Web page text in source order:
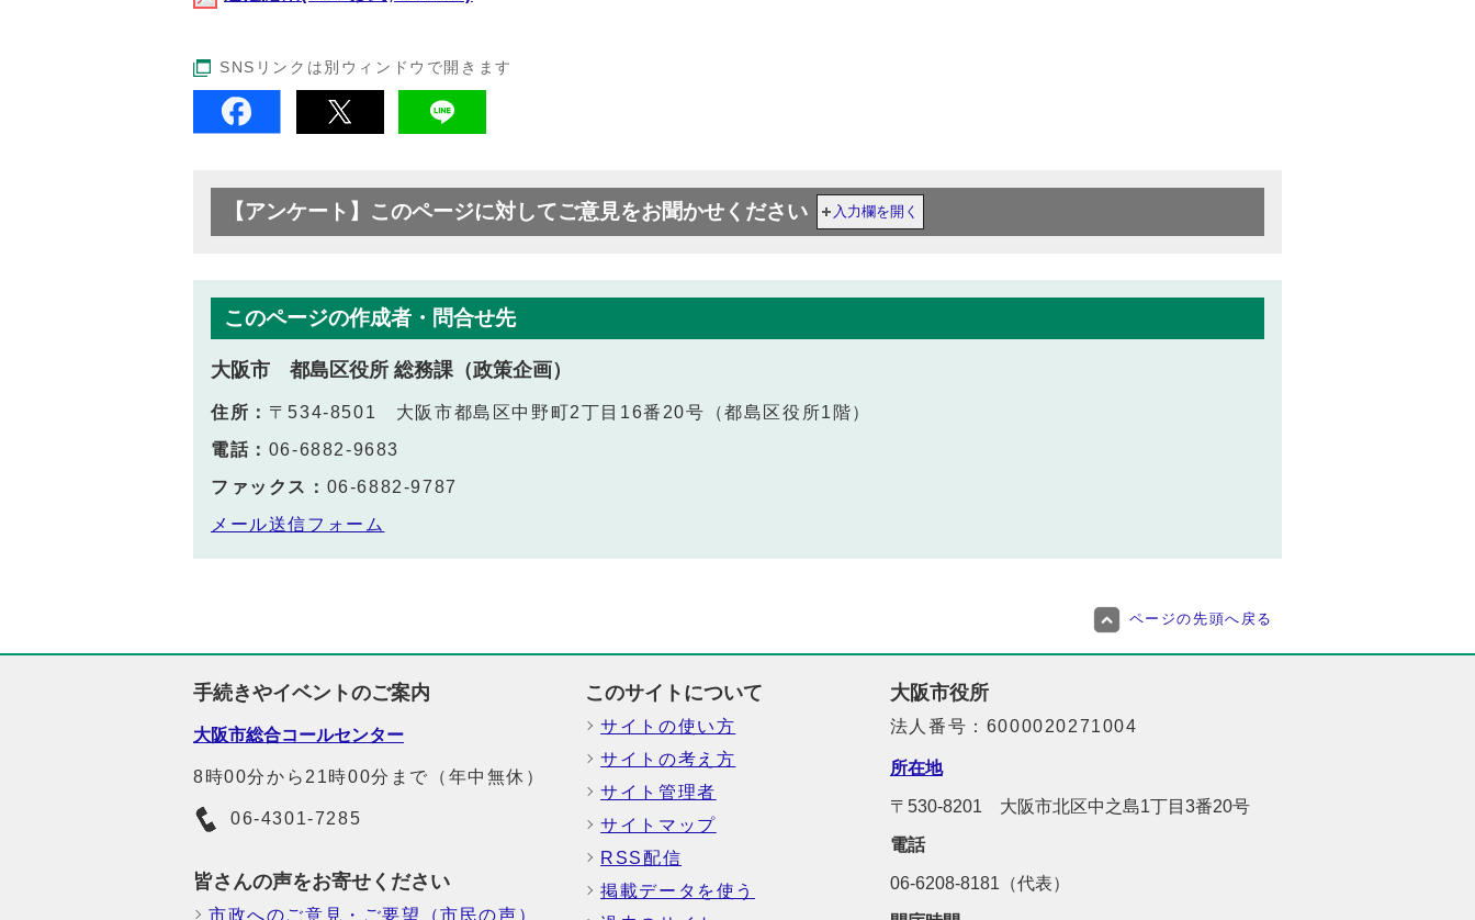
SNSリンクは別ウィンドウで開きます
【アンケート】このページに対してご意見をお聞かせください 入力欄を開く
このページの作成者・問合せ先
大阪市 都島区役所 総務課（政策企画）
住所： 〒534-8501 大阪市都島区中野町2丁目16番20号（都島区役所1階）
電話： 06‐6882‐9683
ファックス： 06‐6882‐9787
メール送信フォーム
ページの先頭へ戻る
手続きやイベントのご案内
大阪市総合コールセンター
8時00分から21時00分まで（年中無休）
06-4301-7285
皆さんの声をお寄せください
市政へのご意見・ご要望（市民の声）
このサイトについて
サイトの使い方
サイトの考え方
サイト管理者
サイトマップ
RSS配信
掲載データを使う
大阪市役所
法人番号：6000020271004
所在地
〒530-8201 大阪市北区中之島1丁目3番20号
電話
06-6208-8181（代表）